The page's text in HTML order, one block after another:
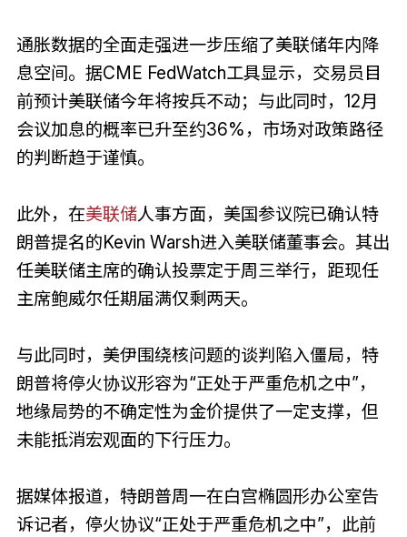
通胀数据的全面走强进一步压缩了美联储年内降
息空间。据CME FedWatch工具显示，交易员目
前预计美联储今年将按兵不动；与此同时，12月
会议加息的概率已升至约36%，市场对政策路径
的判断趋于谨慎。
此外，在美联储人事方面，美国参议院已确认特
朗普提名的Kevin Warsh进入美联储董事会。其出
任美联储主席的确认投票定于周三举行，距现任
主席鲍威尔任期届满仅剩两天。
与此同时，美伊围绕核问题的谈判陷入僵局，特
朗普将停火协议形容为“正处于严重危机之中”，
地缘局势的不确定性为金价提供了一定支撑，但
未能抵消宏观面的下行压力。
据媒体报道，特朗普周一在白宫椭圆形办公室告
诉记者，停火协议“正处于严重危机之中”，此前